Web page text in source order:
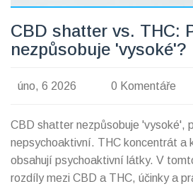
CBD shatter vs. THC:
nezpůsobuje 'vysoké'?
úno, 6 2026 0 Komentáře
CBD shatter nezpůsobuje 'vysoké',
nepsychoaktivní. THC koncentrát a
obsahují psychoaktivní látky. V
rozdíly mezi CBD a THC, účinky a